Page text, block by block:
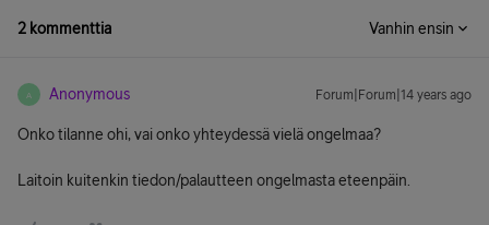
2 kommenttia Vanhin ensin
A Anonymous Forum|Forum|14 years ago
Onko tilanne ohi, vai onko yhteydessä vielä ongelmaa?
Laitoin kuitenkin tiedon/palautteen ongelmasta eteenpäin.